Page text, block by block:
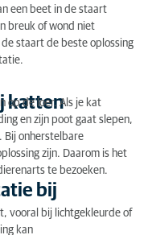
katten
bij katten
bij katten
een beet in de staart
breuk of wond niet
staart de beste oplossing
katten
op de loer. Als je kat
en zijn poot gaat slepen,
Bij onherstelbare
zijn. Daarom is het
te bezoeken.
bij
vooral bij lichtgekleurde of
kan